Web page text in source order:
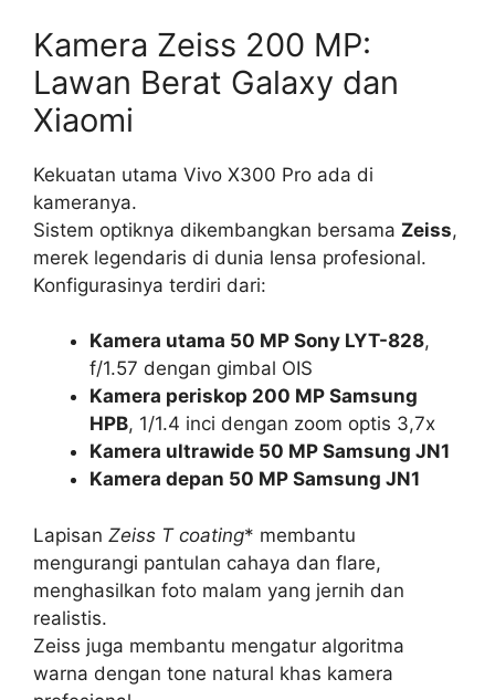
Kamera Zeiss 200 MP:
Lawan Berat Galaxy dan
Xiaomi
Kekuatan utama Vivo X300 Pro ada di
kameranya.
Sistem optiknya dikembangkan bersama Zeiss,
merek legendaris di dunia lensa profesional.
Konfigurasinya terdiri dari:
Kamera utama 50 MP Sony LYT-828,
f/1.57 dengan gimbal OIS
Kamera periskop 200 MP Samsung
HPB, 1/1.4 inci dengan zoom optis 3,7x
Kamera ultrawide 50 MP Samsung JN1
Kamera depan 50 MP Samsung JN1
Lapisan Zeiss T coating* membantu
mengurangi pantulan cahaya dan flare,
menghasilkan foto malam yang jernih dan
realistis.
Zeiss juga membantu mengatur algoritma
warna dengan tone natural khas kamera